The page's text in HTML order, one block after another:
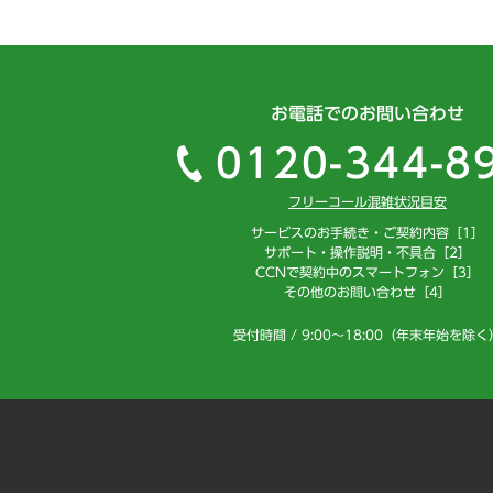
お電話でのお問い合わせ
0120-344-
フリーコール混雑状況目安
サービスのお手続き・ご契約内容［1］
サポート・操作説明・不具合［2］
CCNで契約中のスマートフォン［3］
その他のお問い合わせ［4］
受付時間 / 9:00～18:00（年末年始を除く